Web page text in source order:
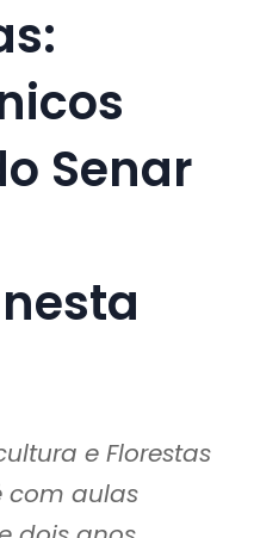
Senar
e Florestas
com aulas